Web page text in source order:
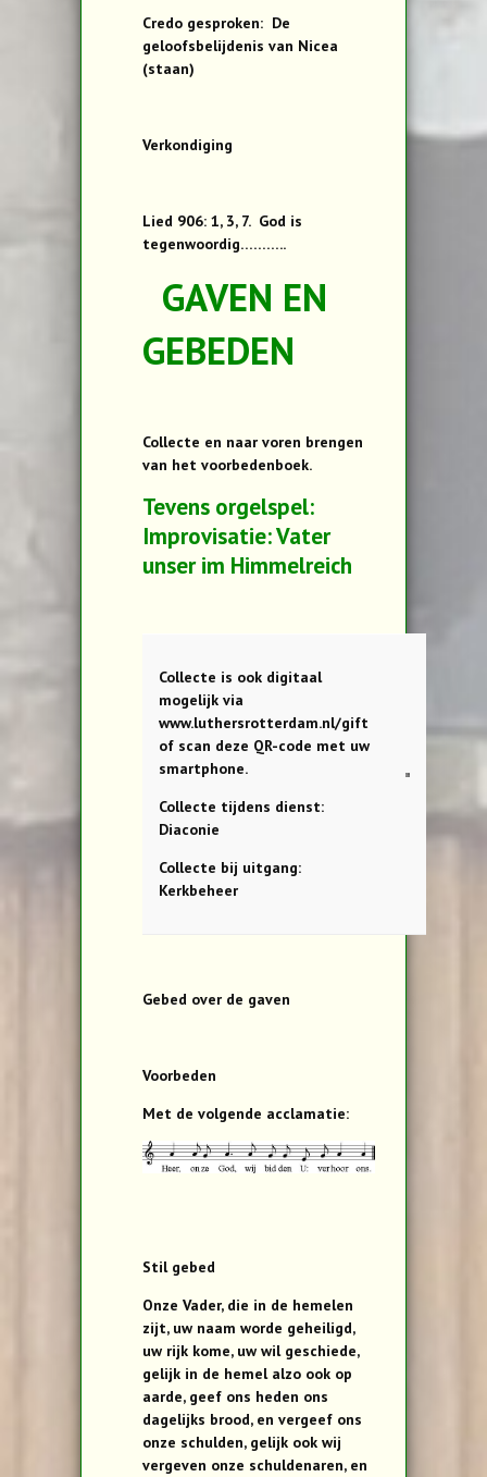
Credo gesproken: De
geloofsbelijdenis van Nicea
(staan)
Verkondiging
Lied 906: 1, 3, 7. God is
tegenwoordig………..
GAVEN EN
GEBEDEN
Collecte en naar voren brengen
van het voorbedenboek.
Tevens orgelspel:
Improvisatie: Vater
unser im Himmelreich
Collecte is ook digitaal
mogelijk via
www.luthersrotterdam.nl/gift
of scan deze QR-code met uw
smartphone.
Collecte tijdens dienst:
Diaconie
Collecte bij uitgang:
Kerkbeheer
Gebed over de gaven
Voorbeden
Met de volgende acclamatie:
Stil gebed
Onze Vader, die in de hemelen
zijt, uw naam worde geheiligd,
uw rijk kome, uw wil geschiede,
gelijk in de hemel alzo ook op
aarde, geef ons heden ons
dagelijks brood, en vergeef ons
onze schulden, gelijk ook wij
vergeven onze schuldenaren, en